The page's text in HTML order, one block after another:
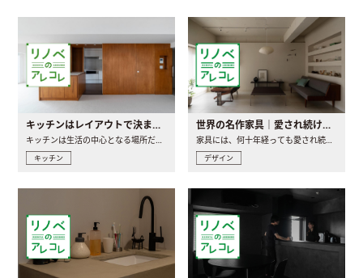
キッチンはレイアウトで決まる。後悔しないための考え方と選び方
キッチンは生活の中心となる場所だからこそ、家の中のどこに置..
キッチン
世界の名作家具｜愛され続ける理由と一生モノとの出会い方
家具には、何十年経っても愛され続ける「名作」と呼ばれるもの..
デザイン